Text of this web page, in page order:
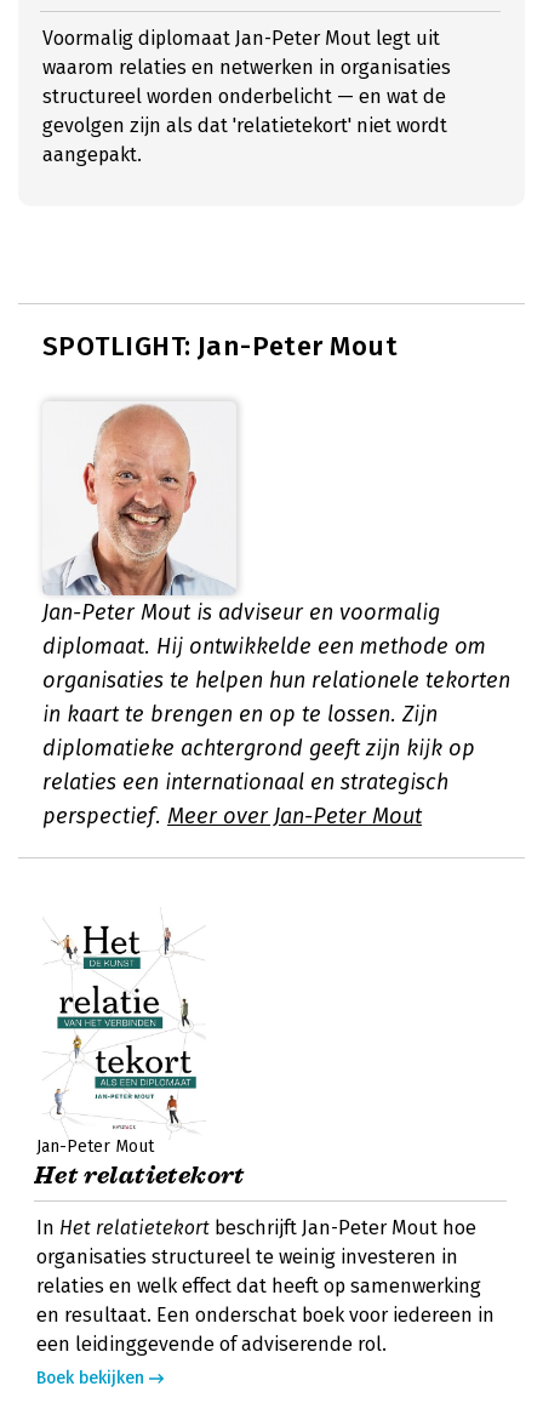
Voormalig diplomaat Jan-Peter Mout legt uit
waarom relaties en netwerken in organisaties
structureel worden onderbelicht — en wat de
gevolgen zijn als dat 'relatietekort' niet wordt
aangepakt.
SPOTLIGHT: Jan-Peter Mout
Jan-Peter Mout is adviseur en voormalig
diplomaat. Hij ontwikkelde een methode om
organisaties te helpen hun relationele tekorten
in kaart te brengen en op te lossen. Zijn
diplomatieke achtergrond geeft zijn kijk op
relaties een internationaal en strategisch
perspectief. Meer over Jan-Peter Mout
Jan-Peter Mout
Het relatietekort
In Het relatietekort beschrijft Jan-Peter Mout hoe
organisaties structureel te weinig investeren in
relaties en welk effect dat heeft op samenwerking
en resultaat. Een onderschat boek voor iedereen in
een leidinggevende of adviserende rol.
Boek bekijken